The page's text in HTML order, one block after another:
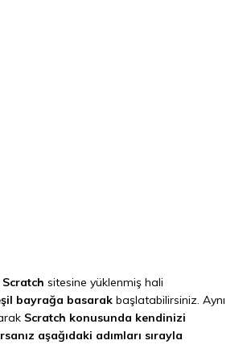
Scratch sitesine yüklenmiş hali
bayrağa basarak başlatabilirsiniz. Aynı
Scratch konusunda kendinizi
aşağıdaki adımları sırayla